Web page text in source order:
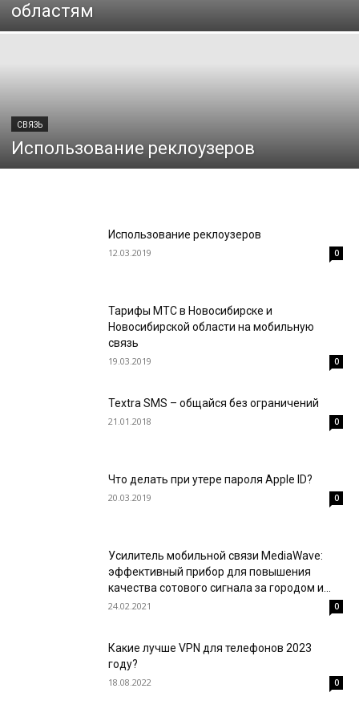
областям
СВЯЗЬ
Использование реклоузеров
Использование реклоузеров
12.03.2019 0
Тарифы МТС в Новосибирске и
Новосибирской области на мобильную
связь
19.03.2019 0
Textra SMS – общайся без ограничений
21.01.2018 0
Что делать при утере пароля Apple ID?
20.03.2019 0
Усилитель мобильной связи MediaWave:
эффективный прибор для повышения
качества сотового сигнала за городом и...
24.02.2021 0
Какие лучше VPN для телефонов 2023
году?
18.08.2022 0